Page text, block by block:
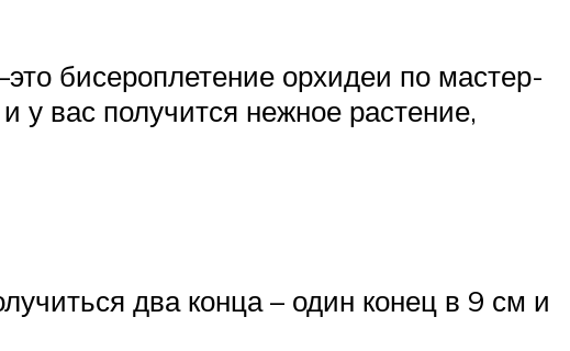
бисероплетение орхидеи по мастер-
у вас получится нежное растение,
два конца – один конец в 9 см и